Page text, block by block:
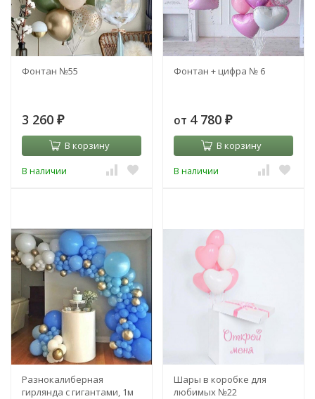
Фонтан №55
3 260 ₽
В корзину
В наличии
Фонтан + цифра № 6
от 4 780 ₽
В корзину
В наличии
Разнокалиберная
гирлянда с гигантами, 1м
Шары в коробке для
любимых №22